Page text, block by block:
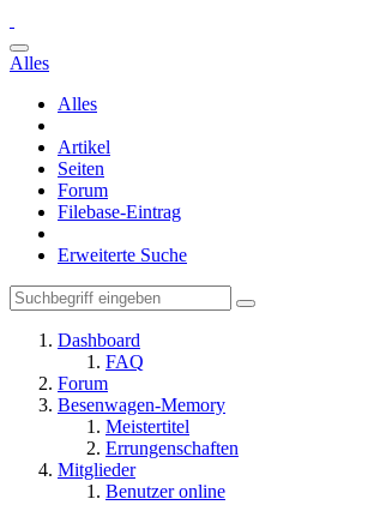
Alles
Alles
Artikel
Seiten
Forum
Filebase-Eintrag
Erweiterte Suche
Dashboard
FAQ
Forum
Besenwagen-Memory
Meistertitel
Errungenschaften
Mitglieder
Benutzer online